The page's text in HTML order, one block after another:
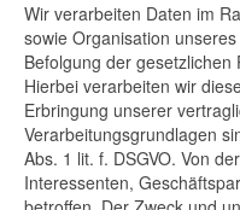
Wir verarbeiten Daten im
sowie Organisation
Befolgung der gesetzlichen
Hierbei verarbeiten wir
Erbringung unserer
Verarbeitungsgrundlagen
Abs. 1 lit. f. DSGVO. Von
Interessenten,